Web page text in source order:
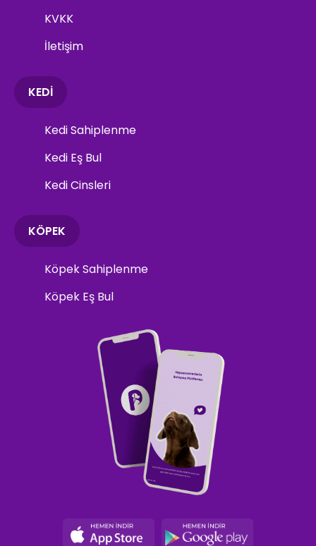
KVKK
İletişim
KEDİ
Kedi Sahiplenme
Kedi Eş Bul
Kedi Cinsleri
KÖPEK
Köpek Sahiplenme
Köpek Eş Bul